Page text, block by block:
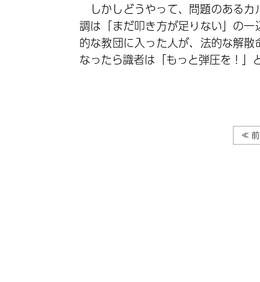
しかしどうやって、問題のある
調は「まだ叩き方が足りない」の
的な教団に入った人が、法的な解
なったら識者は「もっと弾圧を！」
≪ 前